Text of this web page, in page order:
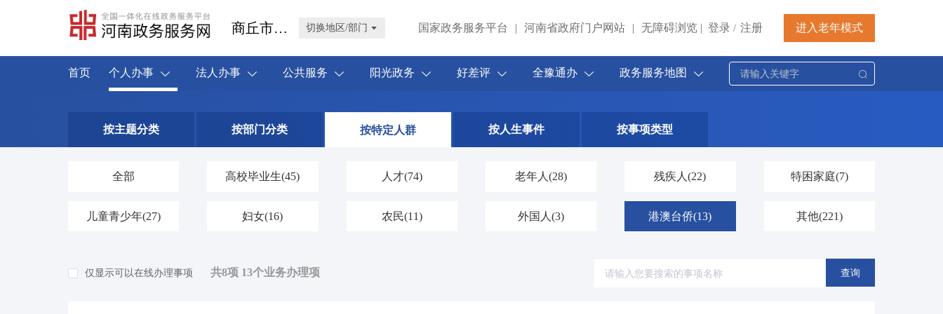
商丘市睢阳区 切换地区/部门 国家政务服务平台 | 河南省政府门户网站 | 无障碍浏览 | 登录 / 注册 进入老年模式
首页 个人办事 法人办事 公共服务 阳光政务 好差评 全豫通办 政务服务地图
按主题分类 按部门分类 按特定人群 按人生事件 按事项类型
全部 高校毕业生(45) 人才(74) 老年人(28) 残疾人(22) 特困家庭(7)
儿童青少年(27) 妇女(16) 农民(11) 外国人(3) 港澳台侨(13) 其他(221)
仅显示可以在线办理事项 共8项 13个业务办理项 查询